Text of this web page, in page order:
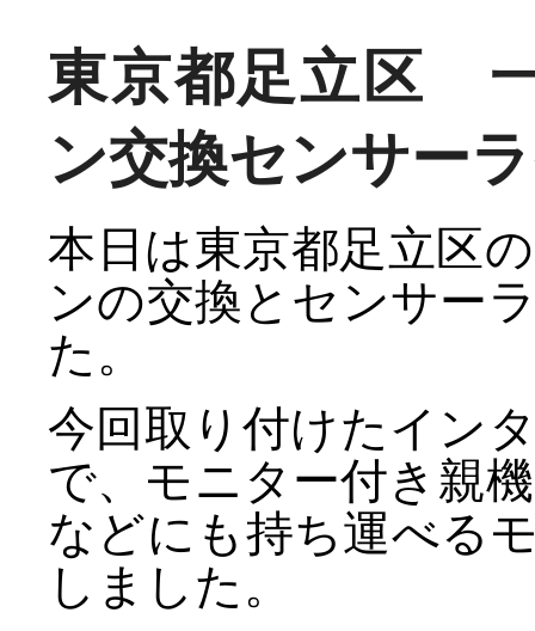
東京都足立区
ン交換センサー
本日は東京都足立区
ンの交換とセンサー
た。
今回取り付けたイン
で、モニター付き親
などにも持ち運べる
しました。